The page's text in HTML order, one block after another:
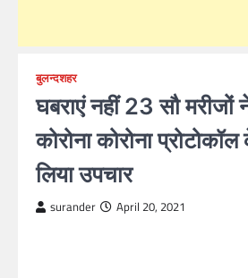
बुलन्दशहर
घबराएं नहीं 23 सौ मरीजों
कोरोना कोरोना
लिया उपचार
surander April 20, 2021